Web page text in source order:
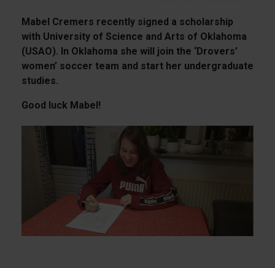
Mabel Cremers recently signed a scholarship
with University of Science and Arts of Oklahoma
(USAO). In Oklahoma she will join the ‘Drovers’
women’ soccer team and start her undergraduate
studies.
Good luck Mabel!